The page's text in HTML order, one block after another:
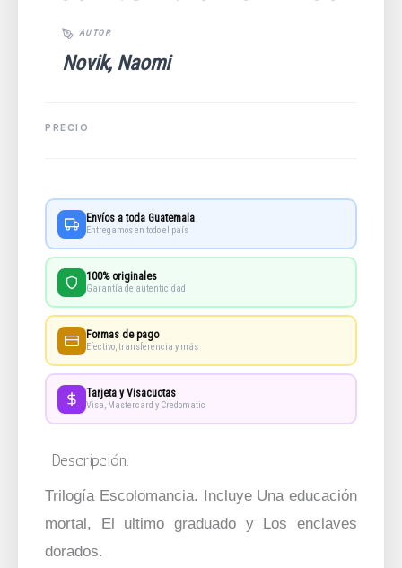
Novik, Naomi
Envíos a toda Guatemala
Entregamos en todo el país
100% originales
Garantía de autenticidad
Formas de pago
Efectivo, transferencia y más
Tarjeta y Visacuotas
Visa, Mastercard y Credomatic
Descripción:
Trilogía Escolomancia. Incluye Una educación
mortal, El ultimo graduado y Los enclaves
dorados.